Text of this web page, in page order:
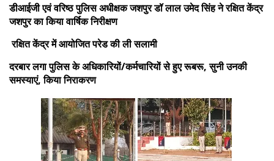
डीआईजी एवं वरिष्ठ पुलिस अधीक्षक जशपुर डॉ लाल उमेद सिंह ने रक्षित केंद्र
जशपुर का किया वार्षिक निरीक्षण
रक्षित केंद्र में आयोजित परेड की ली सलामी
दरबार लगा पुलिस के अधिकारियों/कर्मचारियों से हुए रूबरू, सुनी उनकी
समस्याएं, किया निराकरण